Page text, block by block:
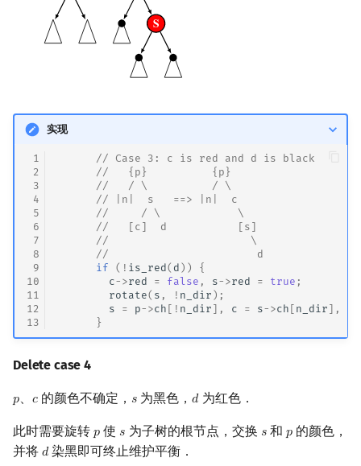
实现
1
2
3
4
5
6
7
8
9
10
11
12
13
// Case 3: c is red and d is black
//   {p}          {p}
//   / \          / \
      // |n|  s   ==> |n|  c
//     / \            \
      //   [c]  d           [s]
//                      \
      //                       d
if
( ! is_red( d ))
{
c->red = false , s->red = true ;
rotate( s , ! n_dir );
s
= p->ch [ ! n_dir ], c = s->ch [ n_dir ],
}
Delete case 4
𝑝
p 、𝑐
c的颜色不确定， 𝑠
s 为黑色，𝑑
d为红色．
此时需要旋转 𝑝
p 使 𝑠
s 为子树的根节点，交换 𝑠
s 和𝑝
p 的颜色，
并将 𝑑
d染黑即可终止维护平衡．